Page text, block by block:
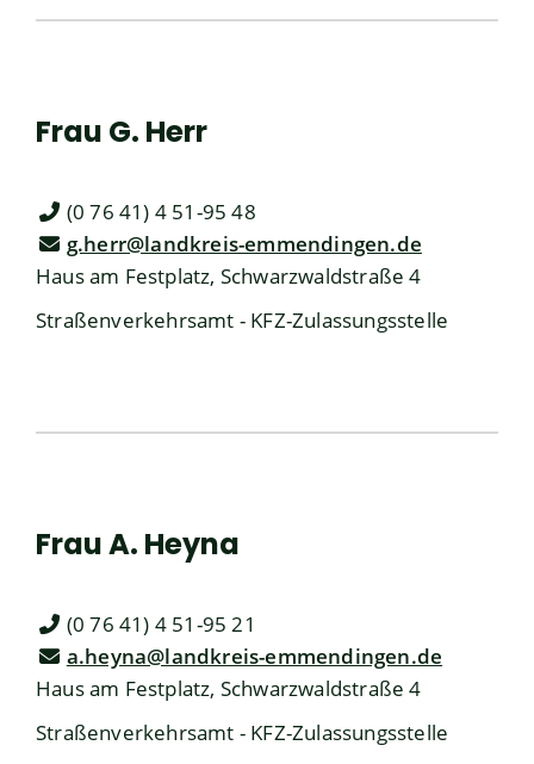
Frau G. Herr
(0 76 41) 4 51-95 48
g.herr@landkreis-emmendingen.de
Haus am Festplatz, Schwarzwaldstraße 4
Straßenverkehrsamt - KFZ-Zulassungsstelle
FrauA. Heyna
(0 76 41) 4 51-95 21
a.heyna@landkreis-emmendingen.de
Haus am Festplatz, Schwarzwaldstraße 4
Straßenverkehrsamt - KFZ-Zulassungsstelle